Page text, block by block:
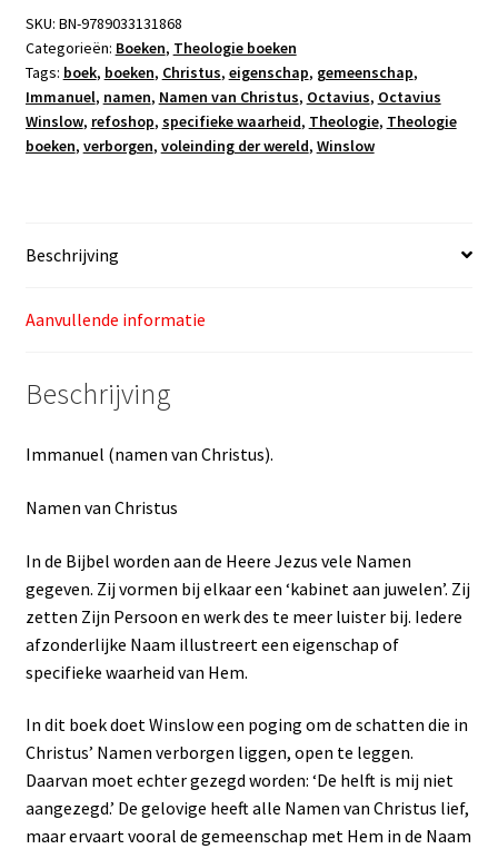
SKU: BN-9789033131868
Categorieën: Boeken, Theologie boeken
Tags: boek, boeken, Christus, eigenschap, gemeenschap,
Immanuel, namen, Namen van Christus, Octavius, Octavius
Winslow, refoshop, specifieke waarheid, Theologie, Theologie
boeken, verborgen, voleinding der wereld, Winslow
Beschrijving
Aanvullende informatie
Beschrijving
Immanuel (namen van Christus).
Namen van Christus
In de Bijbel worden aan de Heere Jezus vele Namen
gegeven. Zij vormen bij elkaar een ‘kabinet aan juwelen’. Zij
zetten Zijn Persoon en werk des te meer luister bij. Iedere
afzonderlijke Naam illustreert een eigenschap of
specifieke waarheid van Hem.
In dit boek doet Winslow een poging om de schatten die in
Christus’ Namen verborgen liggen, open te leggen.
Daarvan moet echter gezegd worden: ‘De helft is mij niet
aangezegd.’ De gelovige heeft alle Namen van Christus lief,
maar ervaart vooral de gemeenschap met Hem in de Naam